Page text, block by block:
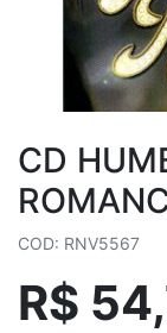
CD
COD: RNV5567
R$